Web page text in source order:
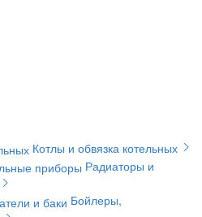
Котлы и обвязка котельных
Радиаторы и
Бойлеры,